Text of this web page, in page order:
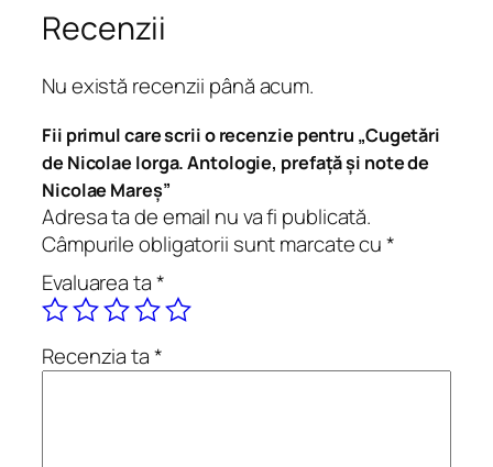
g
e
t
ă
r
i
d
e
N
c
o
l
a
Recenzii
Nu există recenzii până acum.
Fii primul care scrii o recenzie pentru „Cugetări
de Nicolae Iorga. Antologie, prefață și note de
Nicolae Mareș”
Adresa ta de email nu va fi publicată.
Câmpurile obligatorii sunt marcate cu*
Evaluarea ta*
Recenzia ta*